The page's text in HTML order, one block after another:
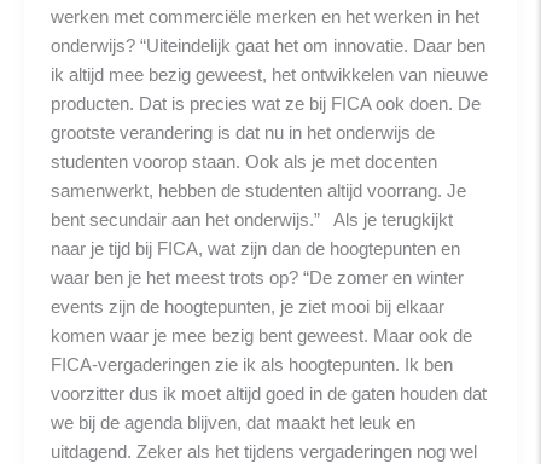
werken met commerciële merken en het werken in het
onderwijs? “Uiteindelijk gaat het om innovatie. Daar ben
ik altijd mee bezig geweest, het ontwikkelen van nieuwe
producten. Dat is precies wat ze bij FICA ook doen. De
grootste verandering is dat nu in het onderwijs de
studenten voorop staan. Ook als je met docenten
samenwerkt, hebben de studenten altijd voorrang. Je
bent secundair aan het onderwijs.” Als je terugkijkt
naar je tijd bij FICA, wat zijn dan de hoogtepunten en
waar ben je het meest trots op? “De zomer en winter
events zijn de hoogtepunten, je ziet mooi bij elkaar
komen waar je mee bezig bent geweest. Maar ook de
FICA-vergaderingen zie ik als hoogtepunten. Ik ben
voorzitter dus ik moet altijd goed in de gaten houden dat
we bij de agenda blijven, dat maakt het leuk en
uitdagend. Zeker als het tijdens vergaderingen nog wel